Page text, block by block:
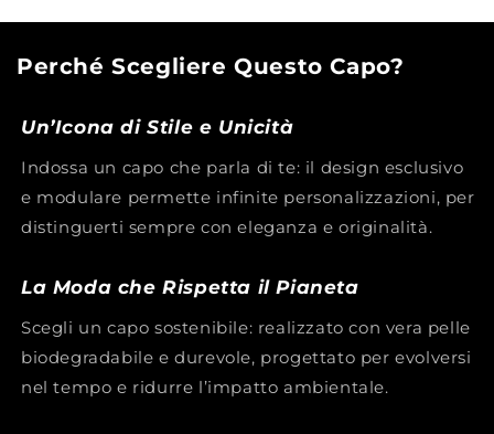
m
r
l
e
Perché Scegliere Questo Capo?
Un’Icona di Stile e Unicità
Indossa un capo che parla di te: il design esclusivo
e modulare permette infinite personalizzazioni, per
distinguerti sempre con eleganza e originalità.
La Moda che Rispetta il Pianeta
Scegli un capo sostenibile: realizzato con vera pelle
biodegradabile e durevole, progettato per evolversi
nel tempo e ridurre l’impatto ambientale.